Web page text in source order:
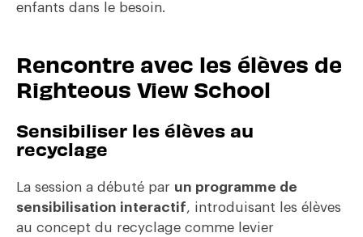
enfants dans le besoin.
Rencontre avec les élèves de
Righteous View School
Sensibiliser les élèves au
recyclage
La session a débuté par un programme de
sensibilisation interactif, introduisant les élèves
au concept du recyclage comme levier